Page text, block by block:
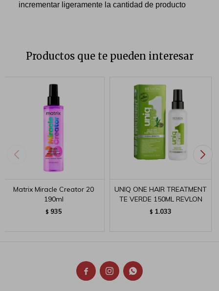
incrementar ligeramente la cantidad de producto
Productos que te pueden interesar
Matrix Miracle Creator 20
190ml
$ 935
UNIQ ONE HAIR TREATMENT
TE VERDE 150ML REVLON
$ 1.033
  